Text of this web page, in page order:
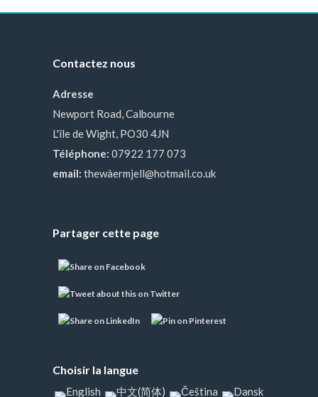
Contactez nous
Adresse
Newport Road, Calbourne
L'île de Wight, PO30 4JN
Téléphone: 07922 177 073
email: thewàermjell@hotmail.co.uk
Partager cette page
Choisir la langue